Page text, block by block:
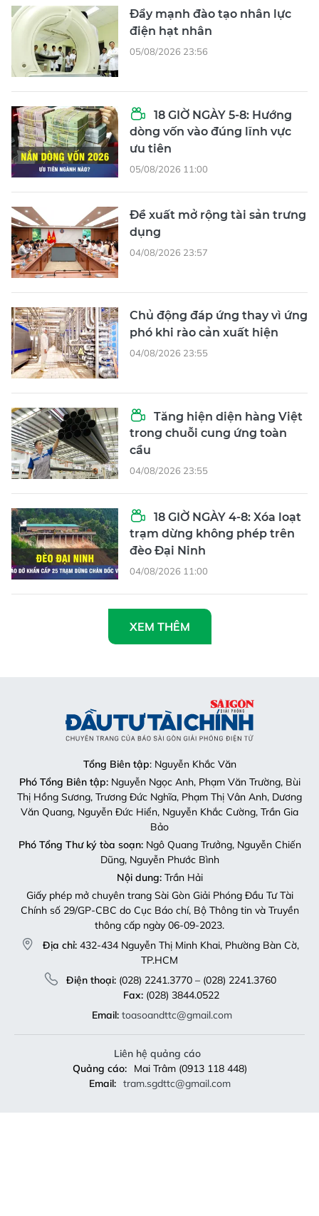
Đẩy mạnh đào tạo nhân lực
điện hạt nhân
05/08/2026 23:56
18 GIỜ NGÀY 5-8: Hướng
dòng vốn vào đúng lĩnh vực
ưu tiên
05/08/2026 11:00
Đề xuất mở rộng tài sản trưng
dụng
04/08/2026 23:57
Chủ động đáp ứng thay vì ứng
phó khi rào cản xuất hiện
04/08/2026 23:55
Tăng hiện diện hàng Việt
trong chuỗi cung ứng toàn
cầu
04/08/2026 23:55
18 GIỜ NGÀY 4-8: Xóa loạt
trạm dừng không phép trên
đèo Đại Ninh
04/08/2026 11:00
XEM THÊM
Tổng Biên tập: Nguyễn Khắc Văn
Phó Tổng Biên tập:Nguyễn Ngọc Anh, Phạm Văn Trường, Bùi
Thị Hồng Sương, Trương Đức Nghĩa, Phạm Thị Vân Anh, Dương
Văn Quang, Nguyễn Đức Hiển, Nguyễn Khắc Cường, Trần Gia
Bảo
Phó Tổng Thư ký tòa soạn:Ngô Quang Trưởng, Nguyễn Chiến
Dũng, Nguyễn Phước Bình
Nội dung:Trần Hải
Giấy phép mở chuyên trang Sài Gòn Giải Phóng Đầu Tư Tài
Chính số 29/GP-CBC do Cục Báo chí, Bộ Thông tin và Truyền
thông cấp ngày 06-09-2023.
Địa chỉ: 432-434 Nguyễn Thị Minh Khai, Phường Bàn Cờ,
TP.HCM
Điện thoại:(028) 2241.3770 – (028) 2241.3760
Fax:(028) 3844.0522
Email: toasoandttc@gmail.com
Liên hệ quảng cáo
Quảng cáo:
Mai Trâm (0913 118 448)
Email: tram.sgdttc@gmail.com